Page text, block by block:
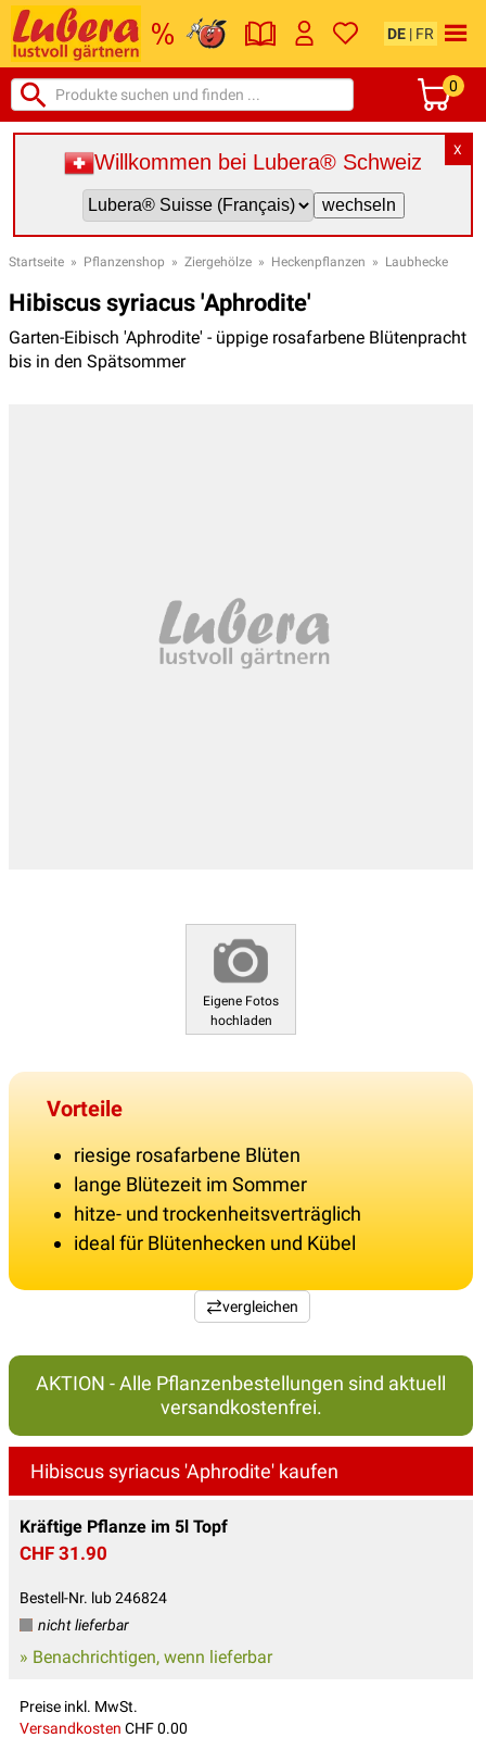
DE | FR
0
X
Willkommen bei Lubera® Schweiz
Startseite » Pflanzenshop » Ziergehölze » Heckenpflanzen » Laubhecke
Hibiscus syriacus 'Aphrodite'
Garten-Eibisch 'Aphrodite' - üppige rosafarbene Blütenpracht
bis in den Spätsommer
Eigene Fotos
hochladen
Vorteile
riesige rosafarbene Blüten
lange Blütezeit im Sommer
hitze- und trockenheitsverträglich
ideal für Blütenhecken und Kübel
vergleichen
AKTION - Alle Pflanzenbestellungen sind aktuell
versandkostenfrei.
Hibiscus syriacus 'Aphrodite' kaufen
Kräftige Pflanze im 5l Topf
CHF 31.90
Bestell-Nr. lub 246824
nicht lieferbar
» Benachrichtigen, wenn lieferbar
Preise inkl. MwSt.
Versandkosten CHF 0.00